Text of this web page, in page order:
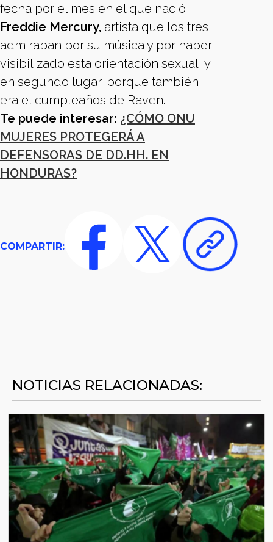
fecha por el mes en el que nació
Freddie Mercury, artista que los tres
admiraban por su música y por haber
visibilizado esta orientación sexual, y
en segundo lugar, porque también
era el cumpleaños de Raven.
Te puede interesar: ¿CÓMO ONU
MUJERES PROTEGERÁ A
DEFENSORAS DE DD.HH. EN
HONDURAS?
COMPARTIR:
NOTICIAS RELACIONADAS: